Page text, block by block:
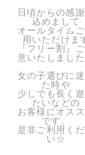
日頃からの感
込めまして
オールタイム
用いただけま
『フリー割』
意いたしまし
女の子選びに
た時や
少しでも長く
たいなどの
お客様にオス
です。
是非ご利用く
い☆